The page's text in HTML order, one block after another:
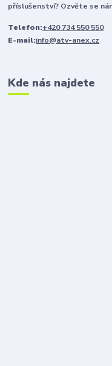
příslušenství? Ozvěte se
Telefon:+420 734 550 550
E-mail:info@atv-anex.cz
Kde nás najdete